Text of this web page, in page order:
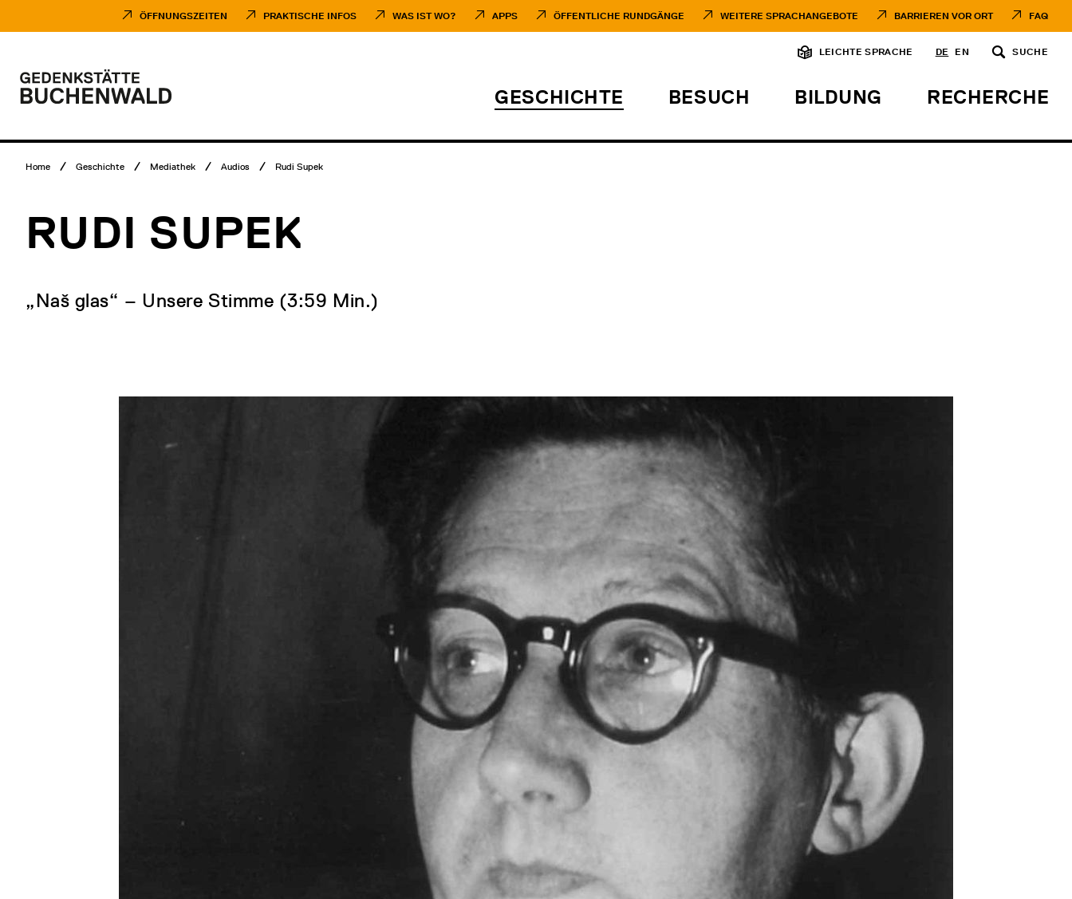
Inhalt
ÖFFNUNGSZEITEN PRAKTISCHE INFOS WAS IST WO? APPS ÖFFENTLICHE RUNDGÄNGE WEITERE SPRACHANGEBOTE BARRIEREN VOR ORT FAQ
Hauptmenü
LEICHTE SPRACHE DE EN SUCHE
Logo
Gedenkstätte
GESCHICHTE BESUCH BILDUNG RECHERCHE
Breadcrumb
Home Geschichte Mediathek Audios Rudi Supek
RUDI SUPEK
„Naš glas“ – Unsere Stimme (3:59 Min.)